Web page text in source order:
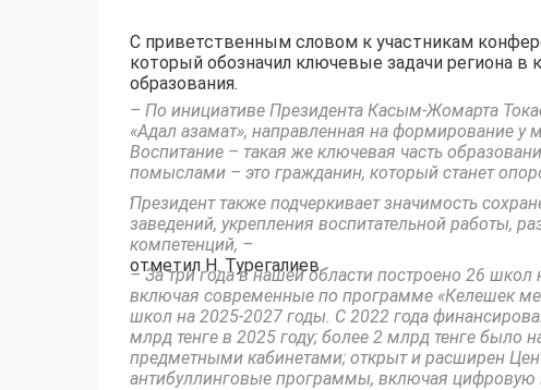
С приветственным словом к участникам
который обозначил ключевые задачи региона в
образования.
– По инициативе Президента Касым-Жомарта
«Адал азамат», направленная на формирование у
Воспитание – такая же ключевая часть
помыслами – это гражданин, который станет
.Президент также подчеркивает значимость
заведений, укрепления воспитательной работы,
компетенций, –
отметил Н. Турегалиев.
– За три года в нашей области построено 26
включая современные по программе «Келешек
школ на 2025-2027 годы. С 2022 года
млрд тенге в 2025 году; более 2 млрд тенге
предметными кабинетами; открыт и расширен
антибуллинговые программы, включая цифровую